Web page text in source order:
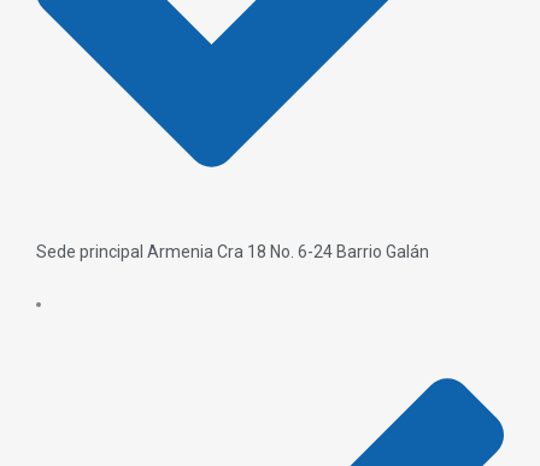
Sede principal Armenia Cra 18 No. 6-24 Barrio Galán